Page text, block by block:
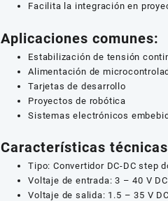
Facilita la integración en
Aplicaciones comunes:
Estabilización de tensión
Alimentación de
Tarjetas de desarrollo
Proyectos de robótica
Sistemas electrónicos
Características
Tipo: Convertidor DC-DC step
Voltaje de entrada: 3 – 40 V DC
Voltaje de salida: 1.5 – 35 V